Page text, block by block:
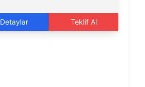
Detaylar Teklif Al